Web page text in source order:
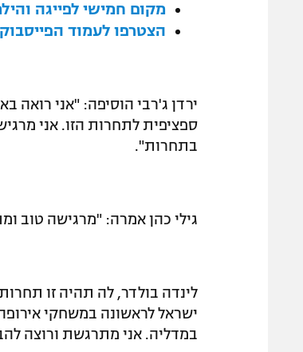
מקום חמישי לפייגה
הצטרפו לעמוד
ירדן ג'רבי הוסיפה: "אני רואה
ספציפית לתחרות הזו. אני
בתחרות".
גילי כהן אמרה: "מרגישה טוב
לינדה בולדר, לה תהיה זו
ישראל לראשונה במשחקי
במדליה. אני מתרגשת ורוצה